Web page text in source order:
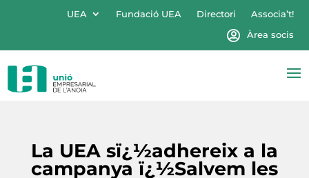
UEA Fundació UEA Directori
Associa’t!
Àrea socis
La UEA sï¿½adhereix a la
campanya ï¿½Salvem les